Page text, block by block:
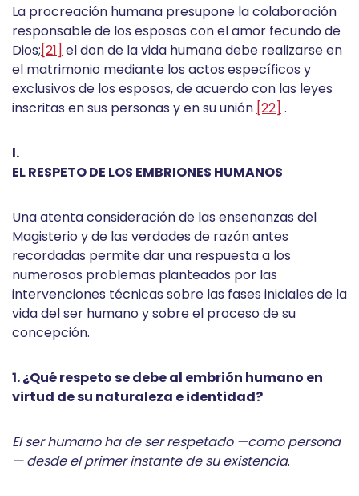
La procreación humana presupone la colaboración
responsable de los esposos con el amor fecundo de
Dios;[21] el don de la vida humana debe realizarse en
el matrimonio mediante los actos específicos y
exclusivos de los esposos, de acuerdo con las leyes
inscritas en sus personas y en su unión [22] .
I.
EL RESPETO DE LOS EMBRIONES HUMANOS
Una atenta consideración de las enseñanzas del
Magisterio y de las verdades de razón antes
recordadas permite dar una respuesta a los
numerosos problemas planteados por las
intervenciones técnicas sobre las fases iniciales de la
vida del ser humano y sobre el proceso de su
concepción.
1. ¿Qué respeto se debe al embrión humano en
virtud de su naturaleza e identidad?
El ser humano ha de ser respetado —como persona
— desde el primer instante de su existencia.